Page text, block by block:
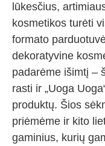
lūkesčius,
kosmetikos turėti
formato
dekoratyvine
padarėme išimtį –
rasti ir „Uoga
produktų. Šios
priėmėme ir kito
gaminius, kurių